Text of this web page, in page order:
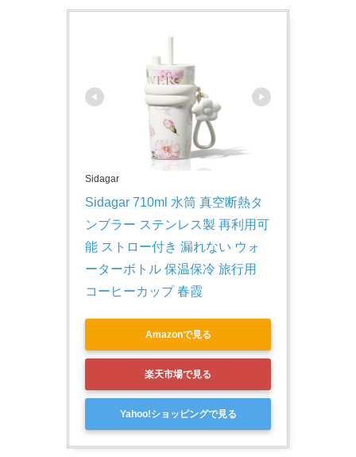
Sidagar
Sidagar 710ml 水筒 真空断熱タ
ンブラー ステンレス製 再利用可
能 ストロー付き 漏れない ウォ
ーターボトル 保温保冷 旅行用
コーヒーカップ 春霞
Amazonで見る
楽天市場で見る
Yahoo!ショッピングで見る